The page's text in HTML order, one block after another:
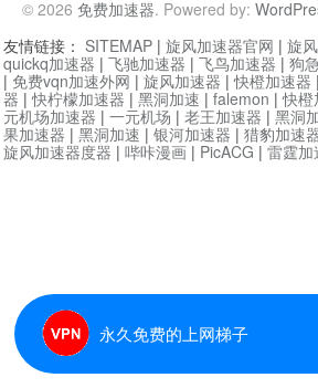
© 2026 免费加速器. Powered by:
永久免费的上网梯子
友情链接： SITEMAP | 旋风加速器官网 | 旋
quickq加速器 | 飞驰加速器 | 飞鸟加速器 | 狗
| 免费vqn加速外网 | 旋风加速器 |快橙加速器 |
器 |快柠檬加速器 | 黑洞加速 | falemon |快橙
元机场加速器 | 一元机场 | 老王加速器 | 黑洞
果加速器 | 黑洞加速 | 银河加速器 | 猎豹加速
旋风加速器度器 | 哔咔漫画 | PicACG | 雷霆加